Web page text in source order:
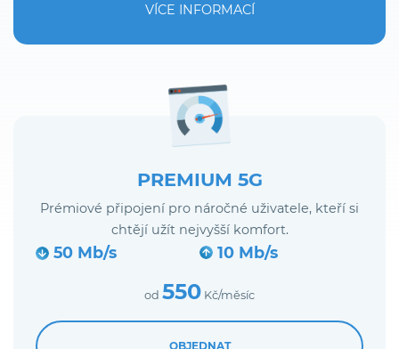
VÍCE INFORMACÍ
PREMIUM 5G
Prémiové připojení pro náročné uživatele, kteří si
chtějí užít nejvyšší komfort.
50 Mb/s 10 Mb/s
od 550 Kč/měsíc
OBJEDNAT